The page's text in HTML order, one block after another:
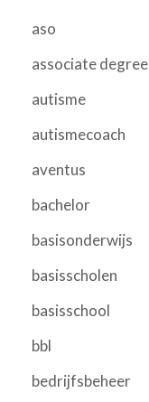
aso
associate degree
autisme
autismecoach
aventus
bachelor
basisonderwijs
basisscholen
basisschool
bbl
bedrijfsbeheer